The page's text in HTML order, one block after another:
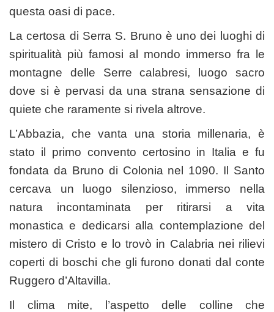
questa oasi di pace.
La certosa di Serra S. Bruno è uno dei luoghi di
spiritualità più famosi al mondo immerso fra le
montagne delle Serre calabresi, luogo sacro
dove si è pervasi da una strana sensazione di
quiete che raramente si rivela altrove.
L’Abbazia, che vanta una storia millenaria, è
stato il primo convento certosino in Italia e fu
fondata da Bruno di Colonia nel 1090. Il Santo
cercava un luogo silenzioso, immerso nella
natura incontaminata per ritirarsi a vita
monastica e dedicarsi alla contemplazione del
mistero di Cristo e lo trovò in Calabria nei rilievi
coperti di boschi che gli furono donati dal conte
Ruggero d’Altavilla.
Il clima mite, l’aspetto delle colline che